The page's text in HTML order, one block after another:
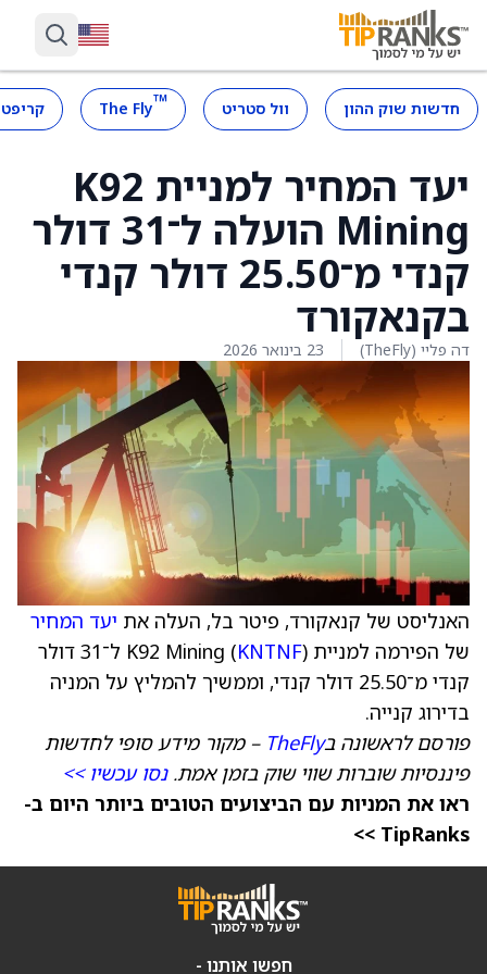
חדשות שוק ההון וול סטריט ™
The Fly
יעד המחיר למניית K92
Mining הועלה ל־31 דולר
קנדי מ־25.50 דולר קנדי
בקנאקורד
דה פליי (TheFly) 23 בינואר 2026
האנליסט של קנאקורד, פיטר בל, העלה את יעד המחיר
של הפירמה למניית K92 Mining ( KNTNF
) ל־31 דולר
קנדי מ־25.50 דולר קנדי, וממשיך להמליץ על המניה
בדירוג קנייה.
פורסם לראשונה בTheFly – מקור מידע סופי לחדשות
פיננסיות שוברות שווי שוק בזמן אמת.נסו עכשיו >>
ראו את המניות עם הביצועים הטובים ביותר היום ב-
TipRanks >>
חפשו אותנו -